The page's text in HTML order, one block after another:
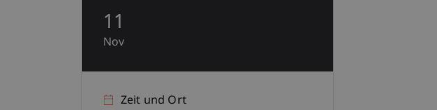
11
Nov
Zeit und Ort